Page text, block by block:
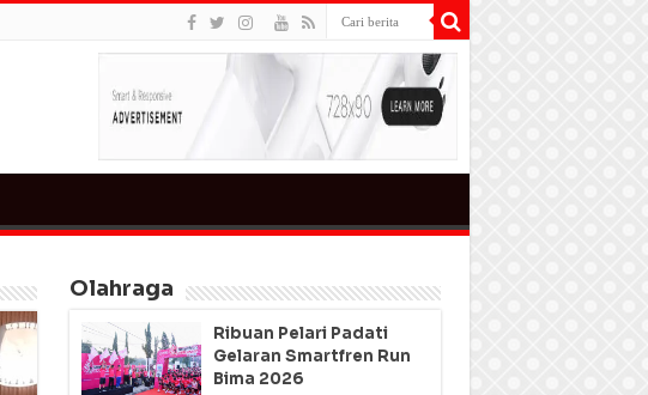
Olahraga
Ribuan Pelari Padati
Gelaran Smartfren Run
Bima 2026